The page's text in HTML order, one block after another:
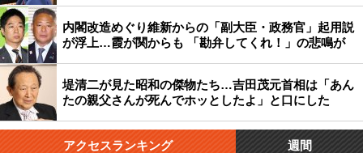
内閣改造めぐり維新からの「副大臣・政務官」起用説
が浮上…霞が関からも 「勘弁してくれ！」の悲鳴が
堤清二が見た昭和の傑物たち…吉田茂元首相は「あん
たの親父さんが死んでホッとしたよ」と口にした
アクセスランキング 週間